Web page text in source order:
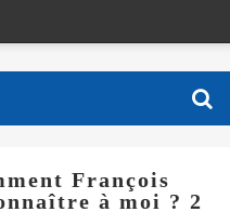
François
à moi ? 2